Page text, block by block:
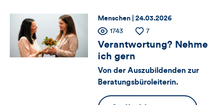
Artikels
Thema:
Menschen | Datum:
24.03.2026
Zähler
für
Views,
Likes
Anzahl
der
Views
1743
Anzahl
7
Verantwortung? Nehme
ich gern
Von der Auszubildenden zur
Beratungsbüroleiterin.